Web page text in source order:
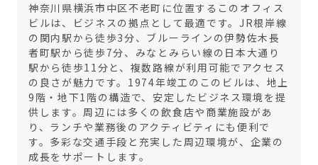
神奈川県横浜市中区不老町に位置するこのオフィス
ビルは、ビジネスの拠点として最適です。JR根岸線
の関内駅から徒歩3分、ブルーラインの伊勢佐木長
者町駅から徒歩7分、みなとみらい線の日本大通り
駅から徒歩11分と、複数路線が利用可能でアクセス
の良さが魅力です。1974年竣工のこのビルは、地上
9階・地下1階の構造で、安定したビジネス環境を提
供します。周辺には多くの飲食店や商業施設があ
り、ランチや業務後のアクティビティにも便利で
す。多彩な交通手段と充実した周辺環境が、企業の
成長をサポートします。